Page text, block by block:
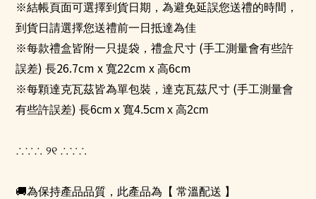
※結帳頁面可選擇到貨日期，為避免延誤您送禮的時間，
到貨日請選擇您送禮前一日抵達為佳
※每款禮盒皆附一只提袋，禮盒尺寸 (手工測量會有些許
誤差) 長26.7cm x 寬22cm x 高6cm
※每顆達克瓦茲皆為單包裝，達克瓦茲尺寸 (手工測量會
有些許誤差) 長6cm x 寬4.5cm x 高2cm
∴∵∴ ୨୧ ∴∵∴
🚚為保持產品品質，此產品為【 常溫配送 】